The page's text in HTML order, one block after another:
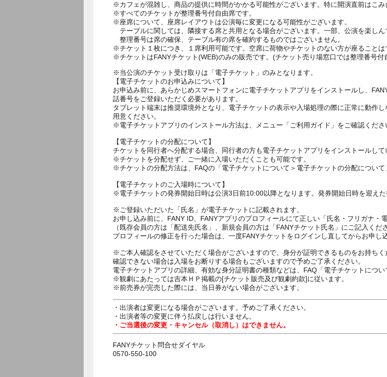
※カフェが混雑し、商品の提供に時間がかかる可能性がございます。特に開演直前はこみ
※すべてのチケットが整理番号付自由席です。
※座席について、座席レイアウトは公演毎に変更になる可能性がございます。
テーブルに関しては、隣接する席と共用となる場合がございます。一部、公演を楽しん
整理番号は席の確保、テーブル有の席を確約するものではございません。
※チケット１枚につき、１席利用可能です。空席に荷物やチケットのない方が座ることは
※チケットはFANYチケット(WEB)のみの販売です。(チケット売り場窓口では整理番号付
※当公演のチケット受け取りは「電子チケット」のみとなります。
【電子チケットのお申込みについて】
お申込み前に、あらかじめスマートフォンに電子チケットアプリをインストールし、
話番号をご登録いただく必要があります。
タブレット端末は推奨環境外となり、電子チケットの表示や入場処理の際に正常に動作
用意ください。
※電子チケットアプリのインストール方法は、メニュー「ご利用ガイド」をご確認くださ
【電子チケットの分配について】
チケットを同行者へ分配する場合、同行者の方も電子チケットアプリをインストールして
※チケットを分配せず、ご一緒に入場いただくことも可能です。
※チケットの分配方法は、FAQの「電子チケットについて＞電子チケットの分配について
【電子チケットのご入場時について】
※電子チケットの発券開始日時は公演3日前10:00以降となります。発券開始日時を迎え
※ご登録いただいた「氏名」が電子チケットに記載されます。
お申し込み前に、FANY ID、FANYアプリのプロフィールにて正しい「氏名・フリガナ・
（既存会員の方は「配送先氏名」、新規会員の方は「FANYチケット氏名」にご記入くださ
プロフィールの修正を行った場合は、一度FANYチケットをログインし直してからお申
※ご本人確認をさせていただく場合がございますので、身分が証明できるものをお持ちく
確認できない場合は入場をお断りする場合もございますので予めご了承ください。
電子チケットアプリの詳細、有効な身分証明書の種類などは、FAQ「電子チケットにつ
※観劇にあたっては吉本ＨＰ掲載の[チケット販売及び観劇約款]に従います。
※前売券が完売した際には、当日券がない場合がございます。
・出演者は変更になる場合がございます。予めご了承ください。
・出演者等の変更に伴う払戻しは行いません。
・ご当選後の変更・キャンセル（取消し）はできません。
FANYチケット問合せダイヤル
0570-550-100